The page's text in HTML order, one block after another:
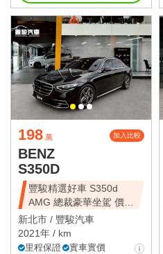
198 萬 加入比較
BENZ
S350D
豐駿精選好車 S350d
AMG 總裁豪華坐駕 價錢
十分甜美
新北市 / 豐駿汽車
2021年 / km
里程保證
實車實價